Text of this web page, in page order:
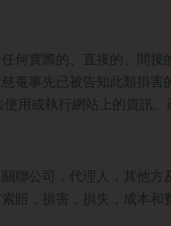
何實際的、直接的、間
菴事先已被告知此類損
用或執行網站上的資訊、
聯公司，代理人，其他
賠，損害，損失，成本和